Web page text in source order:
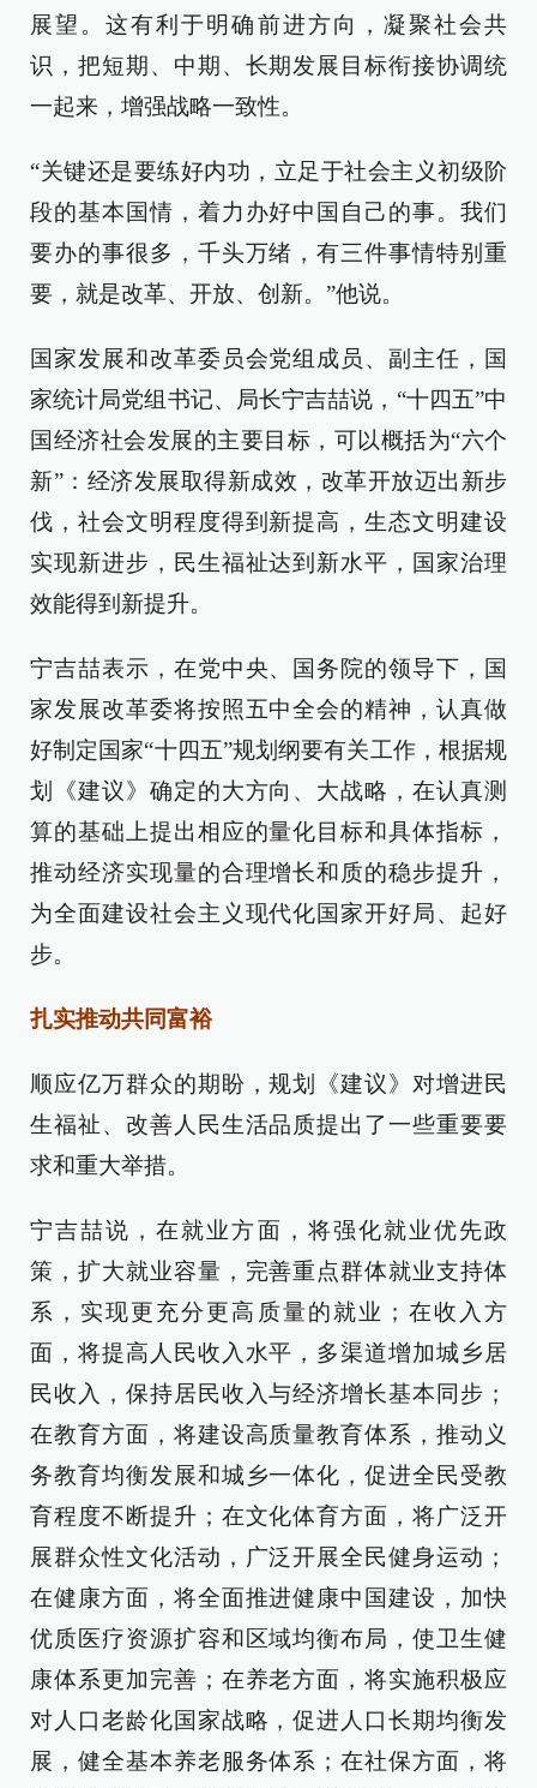
展望。这有利于明确前进方向，凝聚社会共
识，把短期、中期、长期发展目标衔接协调统
一起来，增强战略一致性。
“关键还是要练好内功，立足于社会主义初级阶
段的基本国情，着力办好中国自己的事。我们
要办的事很多，千头万绪，有三件事情特别重
要，就是改革、开放、创新。”他说。
国家发展和改革委员会党组成员、副主任，国
家统计局党组书记、局长宁吉喆说，“十四五”中
国经济社会发展的主要目标，可以概括为“六个
新”：经济发展取得新成效，改革开放迈出新步
伐，社会文明程度得到新提高，生态文明建设
实现新进步，民生福祉达到新水平，国家治理
效能得到新提升。
宁吉喆表示，在党中央、国务院的领导下，国
家发展改革委将按照五中全会的精神，认真做
好制定国家“十四五”规划纲要有关工作，根据规
划《建议》确定的大方向、大战略，在认真测
算的基础上提出相应的量化目标和具体指标，
推动经济实现量的合理增长和质的稳步提升，
为全面建设社会主义现代化国家开好局、起好
步。
扎实推动共同富裕
顺应亿万群众的期盼，规划《建议》对增进民
生福祉、改善人民生活品质提出了一些重要要
求和重大举措。
宁吉喆说，在就业方面，将强化就业优先政
策，扩大就业容量，完善重点群体就业支持体
系，实现更充分更高质量的就业；在收入方
面，将提高人民收入水平，多渠道增加城乡居
民收入，保持居民收入与经济增长基本同步；
在教育方面，将建设高质量教育体系，推动义
务教育均衡发展和城乡一体化，促进全民受教
育程度不断提升；在文化体育方面，将广泛开
展群众性文化活动，广泛开展全民健身运动；
在健康方面，将全面推进健康中国建设，加快
优质医疗资源扩容和区域均衡布局，使卫生健
康体系更加完善；在养老方面，将实施积极应
对人口老龄化国家战略，促进人口长期均衡发
展，健全基本养老服务体系；在社保方面，将